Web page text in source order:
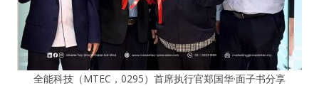
全能科技（MTEC，0295）首席执行官郑国华·面子书分享